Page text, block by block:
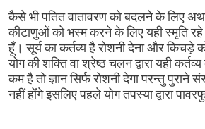
कैसे भी पतित वातावरण को बदलने के लिए
कीटाणुओं को भस्म करने के लिए यही स्मृति रहे
हूँ। सूर्य का कर्तव्य है रोशनी देना और किचड़े
योग की शक्ति वा श्रेष्ठ चलन द्वारा यही
कम है तो ज्ञान सिर्फ रोशनी देगा परन्तु पुराने
नहीं होंगे इसलिए पहले योग तपस्या द्वारा